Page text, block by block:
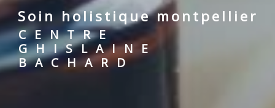
soin holistique montpellier
CENTRE
GHISLAINE
BACHARD